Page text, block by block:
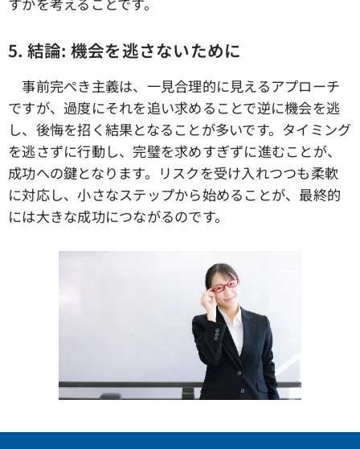
5. 結論: 機会を逃さないために
事前完ぺき主義は、一見合理的に見えるアプローチ
ですが、過度にそれを追い求めることで逆に機会を逃
し、後悔を招く結果となることが多いです。タイミング
を逃さずに行動し、完璧を求めすぎずに進むことが、
成功への鍵となります。リスクを受け入れつつも柔軟
に対応し、小さなステップから始めることが、最終的
には大きな成功につながるのです。